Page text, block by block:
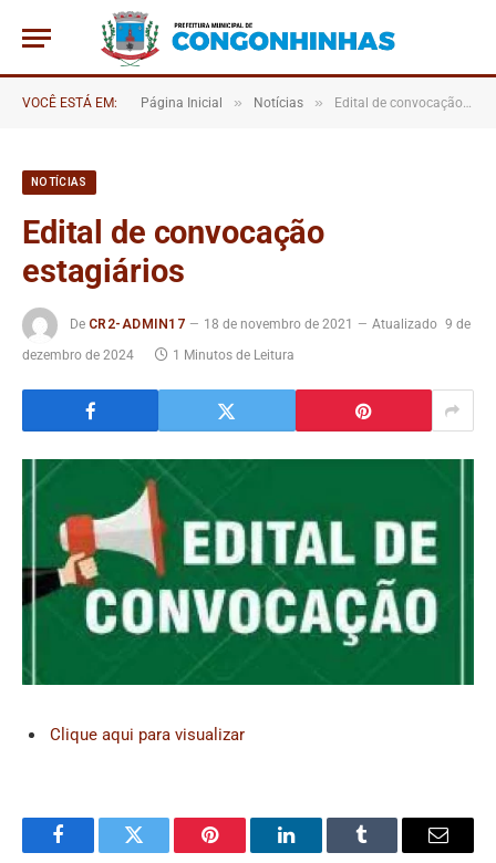
VOCÊ ESTÁ EM: Página Inicial » Notícias » Edital de convocação estagiários
NOTÍCIAS
Edital de convocação
estagiários
De CR2-ADMIN17 18 de novembro de 2021 Atualizado 9 de
dezembro de 2024
1 Minutos de Leitura
Clique aqui para visualizar
FacebookTwitter Pinterest LinkedInTumblr Email